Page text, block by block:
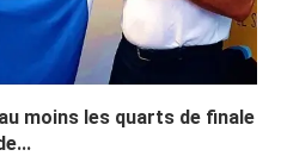
moins les quarts de finale